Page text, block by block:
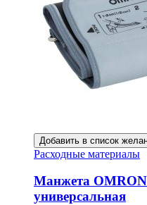
Добавить в список
Расходные материалы
Манжета
универсальная